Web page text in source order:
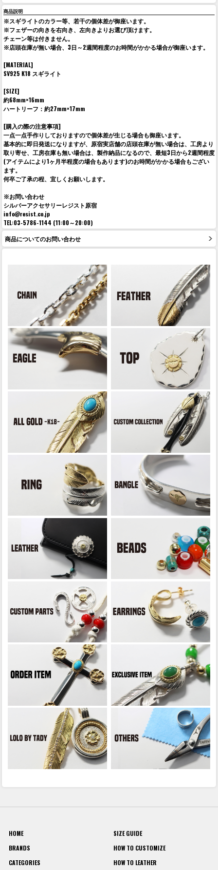
商品説明
※スギライトのカラー等、若干の個体差が御座います。
※フェザーの向きを右向き、左向きよりお選び頂けます。
チェーン等は付きません。
※店頭在庫が無い場合、3日～2週間程度のお時間がかかる場合が御座います。
[MATERIAL]
SV925 K18 スギライト
[SIZE]
約68mm×16mm
ハートリーフ：約27mm×17mm
[購入の際の注意事項]
一点一点手作りしておりますので個体差が生じる場合も御座います。
基本的に即日発送になりますが、原宿実店舗の店頭在庫が無い場合は、工房より
取り寄せ、工房在庫も無い場合は、製作納品になるので、最短3日から2週間程度
(アイテムにより1ヶ月半程度の場合もあります)のお時間がかかる場合もござい
ます。
何卒ご了承の程、宜しくお願いします。
※お問い合わせ
シルバーアクセサリーレジスト原宿
info@resist.co.jp
TEL:03-5786-1144 (11:00～20:00)
商品についてのお問い合わせ
HOME
BRANDS
CATEGORIES
SIZE GUIDE
HOW TO CUSTOMIZE
HOW TO LEATHER